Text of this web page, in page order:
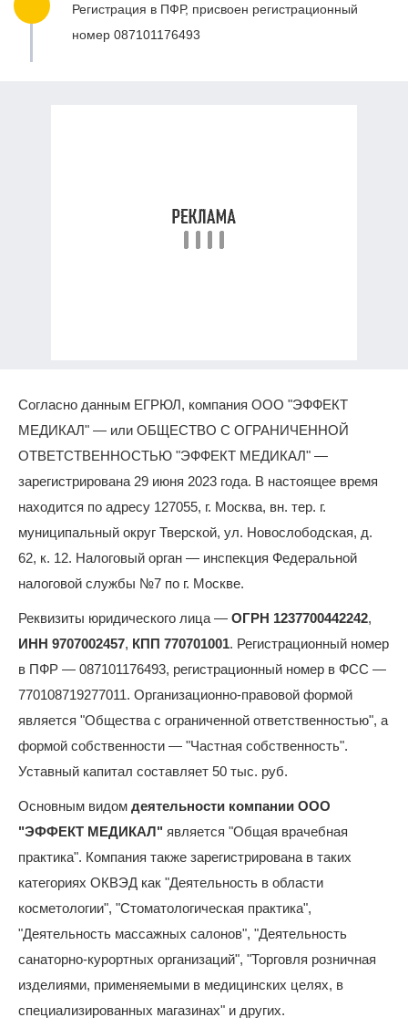
Регистрация в ПФР, присвоен регистрационный
номер 087101176493
Согласно данным ЕГРЮЛ, компания ООО "ЭФФЕКТ
МЕДИКАЛ" — или ОБЩЕСТВО С ОГРАНИЧЕННОЙ
ОТВЕТСТВЕННОСТЬЮ "ЭФФЕКТ МЕДИКАЛ" —
зарегистрирована 29 июня 2023 года. В настоящее время
находится по адресу 127055, г. Москва, вн. тер. г.
муниципальный округ Тверской, ул. Новослободская, д.
62, к. 12. Налоговый орган — инспекция Федеральной
налоговой службы №7 по г. Москве.
Реквизиты юридического лица — ОГРН 1237700442242,
ИНН 9707002457, КПП 770701001. Регистрационный номер
в ПФР — 087101176493, регистрационный номер в ФСС —
770108719277011. Организационно-правовой формой
является "Общества с ограниченной ответственностью", а
формой собственности — "Частная собственность".
Уставный капитал составляет 50 тыс. руб.
Основным видом деятельности компании ООО
"ЭФФЕКТ МЕДИКАЛ" является "Общая врачебная
практика". Компания также зарегистрирована в таких
категориях ОКВЭД как "Деятельность в области
косметологии", "Стоматологическая практика",
"Деятельность массажных салонов", "Деятельность
санаторно-курортных организаций", "Торговля розничная
изделиями, применяемыми в медицинских целях, в
специализированных магазинах" и других.